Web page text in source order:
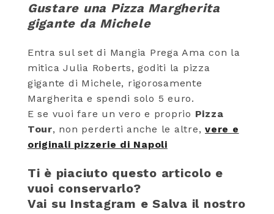
Gustare una Pizza Margherita
gigante da Michele
Entra sul set di Mangia Prega Ama con la
mitica Julia Roberts, goditi la pizza
gigante di Michele, rigorosamente
Margherita e spendi solo 5 euro.
E se vuoi fare un vero e proprio Pizza
Tour, non perderti anche le altre,vere e
originali pizzerie di Napoli
Ti è piaciuto questo articolo e
vuoi conservarlo?
Vai su Instagram e Salva il nostro